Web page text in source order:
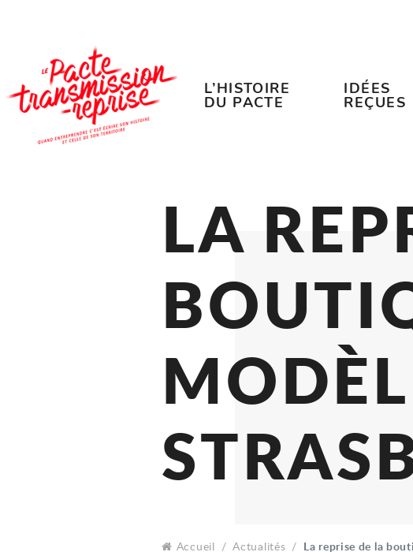
L’HISTOIRE
DU PACTE
IDÉES
REÇUES
LA
Accueil Actualités La reprise de la